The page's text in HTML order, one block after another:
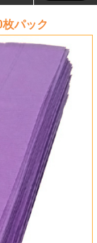
パック